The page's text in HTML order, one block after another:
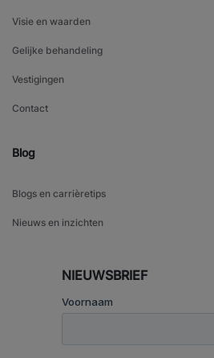
Visie en waarden
Gelijke behandeling
Vestigingen
Contact
Blog
Blogs en carrièretips
Nieuws en inzichten
NIEUWSBRIEF